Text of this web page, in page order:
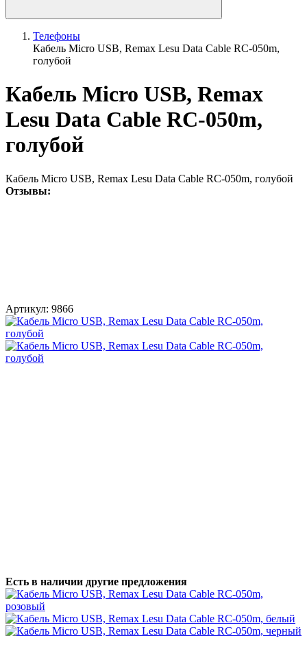
Телефоны
Кабель Micro USB, Remax Lesu Data Cable RC-050m,
голубой
Кабель Micro USB, Remax
Lesu Data Cable RC-050m,
голубой
Кабель Micro USB, Remax Lesu Data Cable RC-050m, голубой
Отзывы:
Артикул: 9866
Есть в наличии другие предложения